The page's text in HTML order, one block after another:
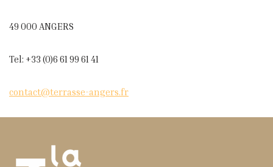
49 000 ANGERS
Tel: +33 (0)6 61 99 61 41
contact@terrasse-angers.fr